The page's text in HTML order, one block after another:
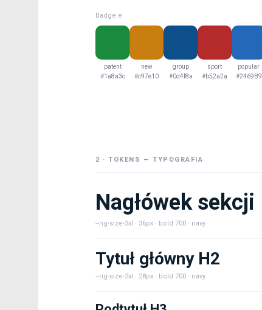
Badge'e
patent
#1a8a3c
new
#c97e10
group
#0d4f8a
sport
#b52a2a
popular
#2469B9
2 · TOKENS — TYPOGRAFIA
Nagłówek sekcji
--ng-size-3xl · 36px · bold 700 · navy
Tytuł główny H2
--ng-size-2xl · 28px · bold 700 · navy